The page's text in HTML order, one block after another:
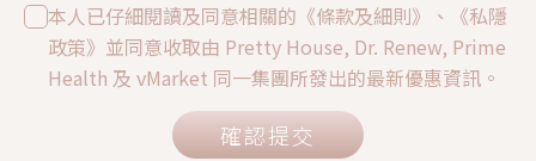
本人已仔細閱讀及同意相關的《條款及細則》、《私隱
政策》並同意收取由 Pretty House, Dr. Renew, Prime
Health 及 vMarket 同一集團所發出的最新優惠資訊。
確認提交